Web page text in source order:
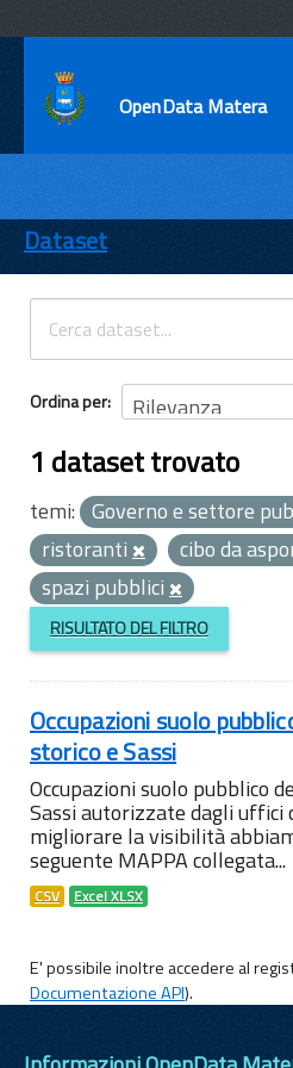
OpenData Matera
ENTI
TEMI
INFORMAZIONI
Dataset
Ordina per
1 dataset trovato
temi: Governo e settore
ristoranti
cibo da
spazi pubblici
RISULTATO DEL FILTRO
Occupazioni suolo
storico e Sassi
Occupazioni suolo pubblico
Sassi autorizzate dagli uffici
migliorare la visibilità
seguente MAPPA collegata...
CSV Excel XLSX
E' possibile inoltre accedere al
Documentazione API).